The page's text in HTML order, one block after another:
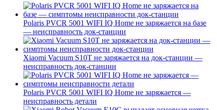
Polaris PVCR 5001 WIFI IQ Home не заряжается на базе
— неисправность док-станции
Xiaomi Vacuum S10T не заряжается на док-станции —
неисправность док-станции
Polaris PVCR 5001 WIFI IQ Home не заряжается —
неисправность детали